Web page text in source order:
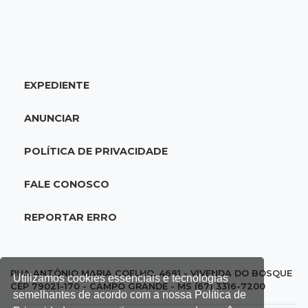
Utilizamos cookies essenciais e tecnologias
semelhantes de acordo com a nossa Política de
09:33Tráfico na fronteira
com 420 quilos de cocaína
09:23 Dominguinho
Artesanato de MS entra em nova etapa da
nesta sexta-feira
09:09 Mesmo lugar
EXPEDIENTE
ANUNCIAR
POLÍTICA DE PRIVACIDADE
FALE CONOSCO
REPORTAR ERRO
RUA ANTÔNIO MARIA COELHO, 4681 - VIVENDA DO BOSQUE
CEP 79021-170 - CAMPO GRANDE - MS (67) 3316-7200